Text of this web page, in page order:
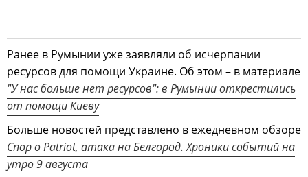
Ранее в Румынии уже заявляли об исчерпании
ресурсов для помощи Украине. Об этом – в материале
"У нас больше нет ресурсов": в Румынии открестились
от помощи Киеву
Больше новостей представлено в ежедневном обзоре
Спор о Patriot, атака на Белгород. Хроники событий на
утро 9 августа